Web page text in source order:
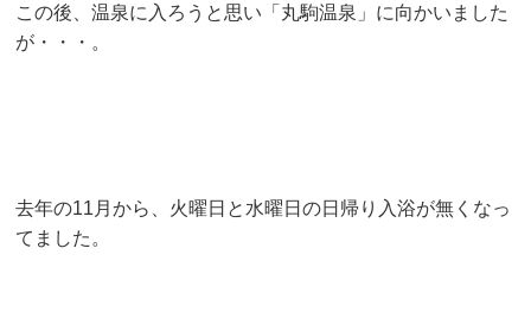
この後、温泉に入ろうと思い「丸駒温泉」に向かいました
が・・・。
去年の11月から、火曜日と水曜日の日帰り入浴が無くなっ
てました。